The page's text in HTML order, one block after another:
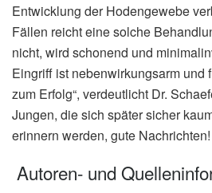
Entwicklung der Hodengewebe
Fällen reicht eine solche
nicht, wird schonend und
Eingriff ist nebenwirkungsarm und
zum Erfolg“, verdeutlicht Dr.
Jungen, die sich später sicher
erinnern werden, gute Nachrichten!
Autoren- und